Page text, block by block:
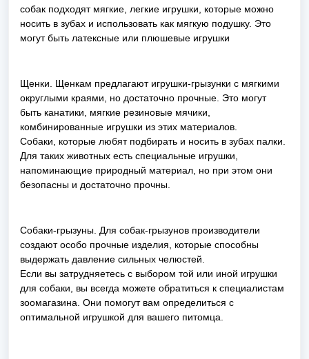
собак подходят мягкие, легкие игрушки, которые можно
носить в зубах и использовать как мягкую подушку. Это
могут быть латексные или плюшевые игрушки
Щенки. Щенкам предлагают игрушки-грызунки с мягкими
округлыми краями, но достаточно прочные. Это могут
быть канатики, мягкие резиновые мячики,
комбинированные игрушки из этих материалов.
Собаки, которые любят подбирать и носить в зубах палки.
Для таких животных есть специальные игрушки,
напоминающие природный материал, но при этом они
безопасны и достаточно прочны.
Собаки-грызуны. Для собак-грызунов производители
создают особо прочные изделия, которые способны
выдержать давление сильных челюстей.
Если вы затрудняетесь с выбором той или иной игрушки
для собаки, вы всегда можете обратиться к специалистам
зоомагазина. Они помогут вам определиться с
оптимальной игрушкой для вашего питомца.